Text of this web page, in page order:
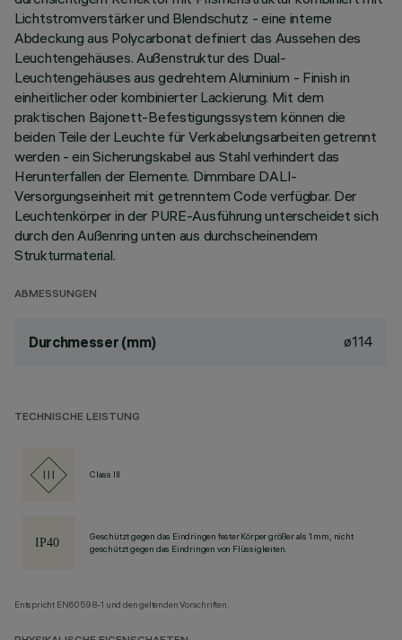
Lichtstromverstärker und Blendschutz - eine interne
Abdeckung aus Polycarbonat definiert das Aussehen des
Leuchtengehäuses. Außenstruktur des Dual-
Leuchtengehäuses aus gedrehtem Aluminium - Finish in
einheitlicher oder kombinierter Lackierung. Mit dem
praktischen Bajonett-Befestigungssystem können die
beiden Teile der Leuchte für Verkabelungsarbeiten getrennt
werden - ein Sicherungskabel aus Stahl verhindert das
Herunterfallen der Elemente. Dimmbare DALI-
Versorgungseinheit mit getrenntem Code verfügbar. Der
Leuchtenkörper in der PURE-Ausführung unterscheidet sich
durch den Außenring unten aus durchscheinendem
Strukturmaterial.
ABMESSUNGEN
Durchmesser (mm) ø114
TECHNISCHE LEISTUNG
Class III
Geschützt gegen das Eindringen fester Körper größer als 1 mm, nicht
geschützt gegen das Eindringen von Flüssigkeiten.
Entspricht EN60598-1 und den geltenden Vorschriften.